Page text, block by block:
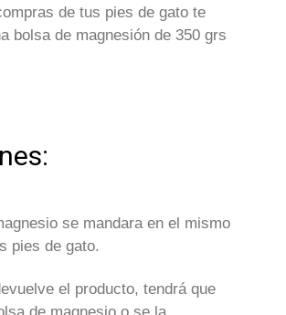
de tus pies de gato te
bolsa de magnesión de 350 grs
se mandara en el mismo
pies de gato.
el producto, tendrá que